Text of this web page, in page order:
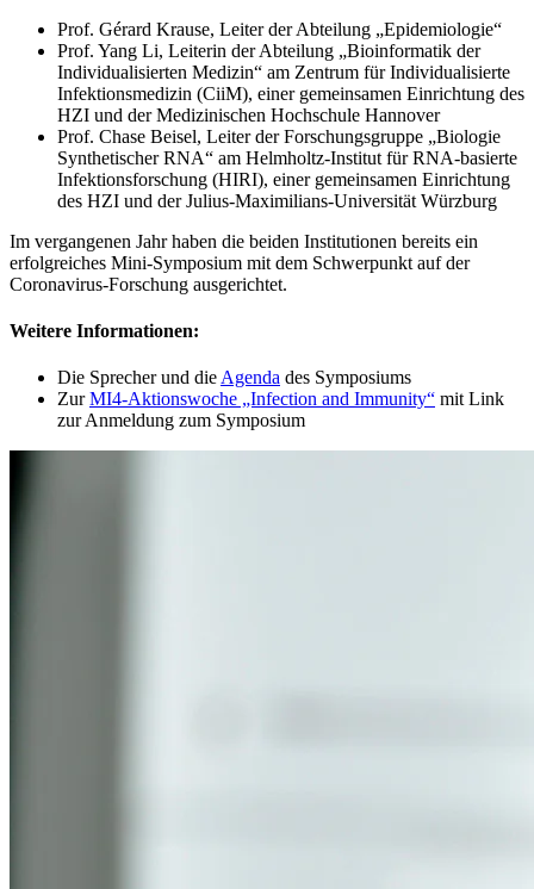
Prof. Gérard Krause, Leiter der Abteilung „Epidemiologie“
Prof. Yang Li, Leiterin der Abteilung „Bioinformatik der
Individualisierten Medizin“ am Zentrum für Individualisierte
Infektionsmedizin (CiiM), einer gemeinsamen Einrichtung des
HZI und der Medizinischen Hochschule Hannover
Prof. Chase Beisel, Leiter der Forschungsgruppe „Biologie
Synthetischer RNA“ am Helmholtz-Institut für RNA-basierte
Infektionsforschung (HIRI), einer gemeinsamen Einrichtung
des HZI und der Julius-Maximilians-Universität Würzburg
Im vergangenen Jahr haben die beiden Institutionen bereits ein
erfolgreiches Mini-Symposium mit dem Schwerpunkt auf der
Coronavirus-Forschung ausgerichtet.
Weitere Informationen:
Die Sprecher und die Agenda des Symposiums
ZurMI4-Aktionswoche „Infection and Immunity“ mit Link
zur Anmeldung zum Symposium